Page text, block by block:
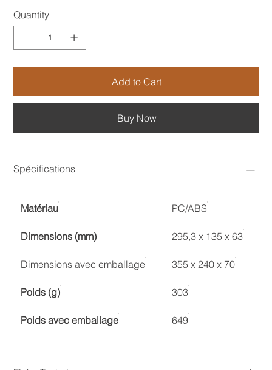
Quantity
Add to Cart
Buy Now
Spécifications
Matériau PC/ABS
Dimensions (mm) 295,3 x 135 x 63
Dimensions avec emballage 355 x 240 x 70
Poids (g) 303
Poids avec emballage 649